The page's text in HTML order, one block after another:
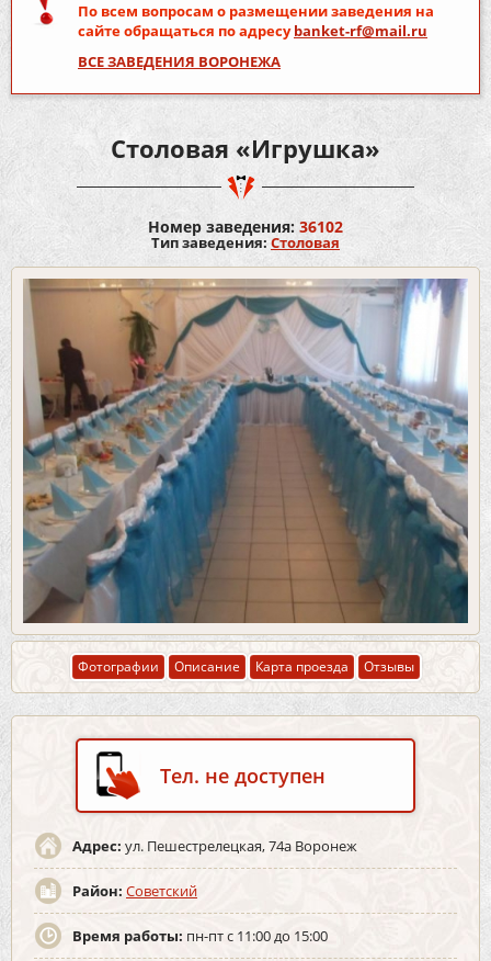
По всем вопросам о размещении заведения на
сайте обращаться по адресуbanket-rf@mail.ru
ВСЕ ЗАВЕДЕНИЯ ВОРОНЕЖА
Столовая «Игрушка»
Номер заведения: 36102
Тип заведения: Столовая
Фотографии Описание Карта проезда Отзывы
Тел. не доступен
Адрес: ул. Пешестрелецкая, 74а Воронеж
Район: Советский
Время работы: пн-пт с 11:00 до 15:00